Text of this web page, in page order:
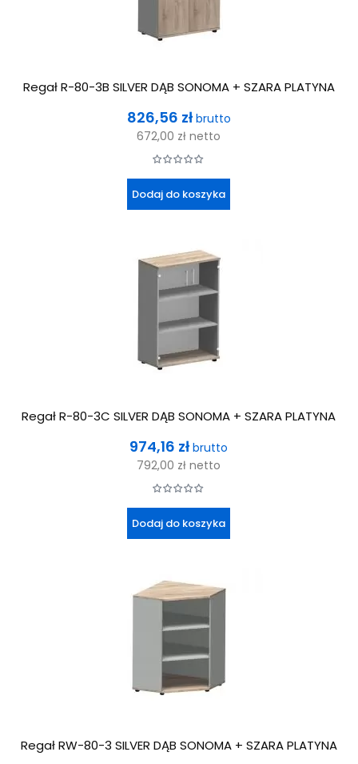
Regał R-80-3B SILVER DĄB SONOMA + SZARA PLATYNA
Cena
826,56 zł brutto
672,00 zł netto
Dodaj do koszyka
Regał R-80-3C SILVER DĄB SONOMA + SZARA PLATYNA
Cena
974,16 zł brutto
792,00 zł netto
Dodaj do koszyka
Regał RW-80-3 SILVER DĄB SONOMA + SZARA PLATYNA